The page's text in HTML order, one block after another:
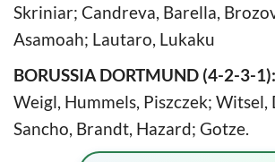
Skriniar; Candreva, Barella,
Asamoah; Lautaro, Lukaku
BORUSSIA DORTMUND (4-2-3-1):
Weigl, Hummels, Piszczek; Witsel,
Sancho, Brandt, Hazard; Gotze.